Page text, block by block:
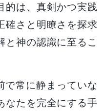
的は、真剣かつ実践
確さと明瞭さを探求
と神の認識に至るこ
で常に静まっていな
なたを完全にする手